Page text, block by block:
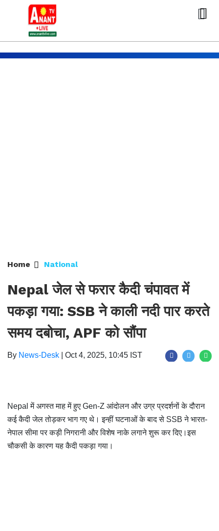
Home National
Nepal जेल से फरार कैदी चंपावत में
पकड़ा गया: SSB ने काली नदी पार करते
समय दबोचा, APF को सौंपा
By News-Desk Oct 4, 2025, 10:45 IST
Nepal में अगस्त माह में हुए Gen-Z आंदोलन और उग्र प्रदर्शनों के दौरान
कई कैदी जेल तोड़कर भाग गए थे। इन्हीं घटनाओं के बाद से SSB ने भारत-
नेपाल सीमा पर कड़ी निगरानी और विशेष नाके लगाने शुरू कर दिए।इस
चौकसी के कारण यह कैदी पकड़ा गया।